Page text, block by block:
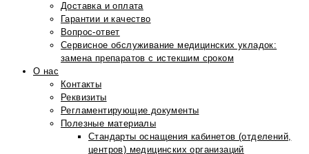
Доставка и оплата
Гарантии и качество
Вопрос-ответ
Сервисное обслуживание медицинских укладок:
замена препаратов с истекшим сроком
О нас
Контакты
Реквизиты
Регламентирующие документы
Полезные материалы
Стандарты оснащения кабинетов (отделений,
центров) медицинских организаций